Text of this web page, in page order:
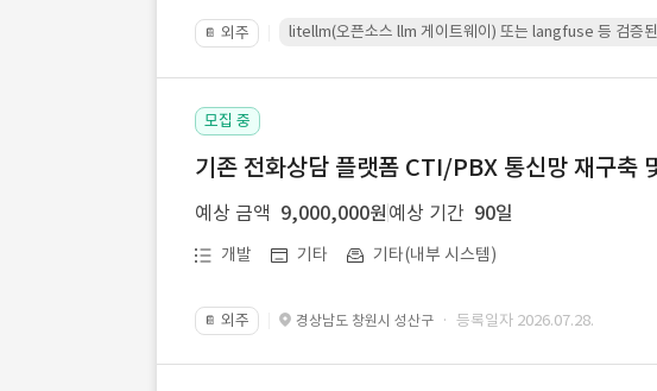
📔 외주 litellm(오픈소스 llm 게이트웨이) 또는 langfuse 등 검증
모집 중
기존 전화상담 플랫폼 CTI/PBX 통신망 재구축
예상 금액 9,000,000원 예상 기간 90일
개발 기타 기타(내부 시스템)
📔 외주 경상남도 창원시 성산구 · 등록일자 2026.07.28.